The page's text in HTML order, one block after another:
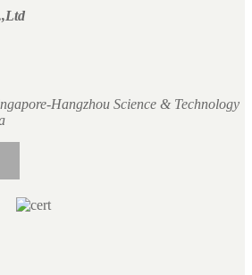
Hangzhou Science & Technology